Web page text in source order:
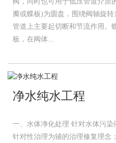
瓣或蝶板)为圆盘，围绕阀轴旋
管道上主要起切断和节流作用。
板，在阀体...
净水纯水工程
一、水体净化处理 针对水体污染
针对性治理为辅的治理修复理念